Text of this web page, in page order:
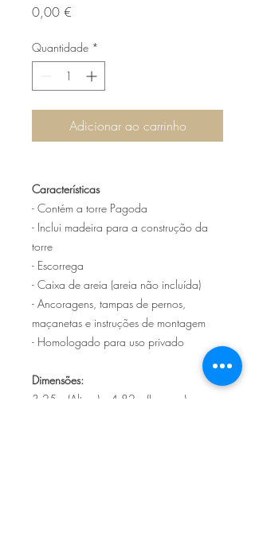
0,00 €
Quantidade *
Adicionar ao carrinho
Características
- Contém a torre Pagoda
- Inclui madeira para a construção da
torre
- Escorrega
- Caixa de areia (areia não incluída)
- Ancoragens, tampas de pernos,
maçanetas e instruções de montagem
- Homologado para uso privado
Dimensões:
3,25m (Altura) x 4,82m (Largura) x